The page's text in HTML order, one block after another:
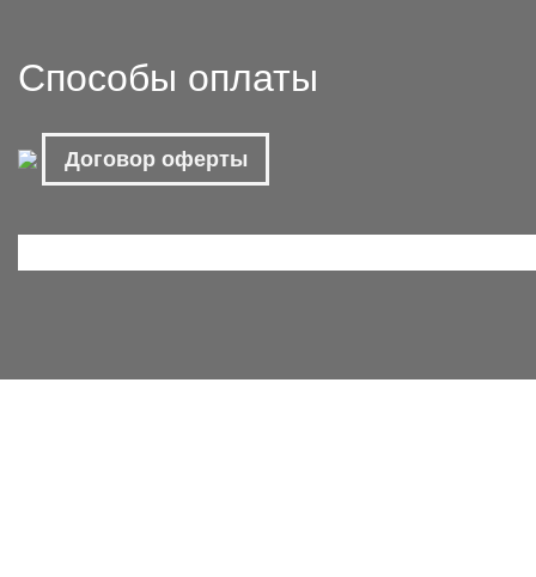
Способы оплаты
Договор оферты